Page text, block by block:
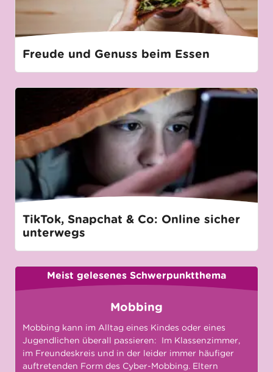
Freude und Genuss beim Essen
TikTok, Snapchat & Co: Online sicher
unterwegs
Meist gelesenes Schwerpunktthema
Mobbing
Mobbing kann im Alltag eines Kindes oder eines
Jugendlichen überall passieren: Im Klassenzimmer,
im Freundeskreis und in der leider immer häufiger
auftretenden Form des Cyber-Mobbing. Eltern